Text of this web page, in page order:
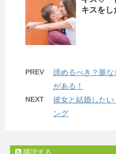
キスをし
PREV
諦めるべき？脈
がある！
NEXT
彼女と結婚したい
ング
購読する